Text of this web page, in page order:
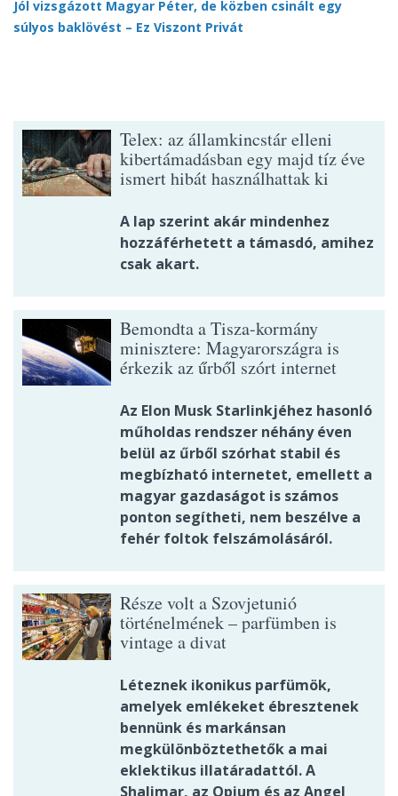
Jól vizsgázott Magyar Péter, de közben csinált egy
súlyos baklövést – Ez Viszont Privát
Telex: az államkincstár elleni
kibertámadásban egy majd tíz éve
ismert hibát használhattak ki
A lap szerint akár mindenhez
hozzáférhetett a támasdó, amihez
csak akart.
Bemondta a Tisza-kormány
minisztere: Magyarországra is
érkezik az űrből szórt internet
Az Elon Musk Starlinkjéhez hasonló
műholdas rendszer néhány éven
belül az űrből szórhat stabil és
megbízható internetet, emellett a
magyar gazdaságot is számos
ponton segítheti, nem beszélve a
fehér foltok felszámolásáról.
Része volt a Szovjetunió
történelmének – parfümben is
vintage a divat
Léteznek ikonikus parfümök,
amelyek emlékeket ébresztenek
bennünk és markánsan
megkülönböztethetők a mai
eklektikus illatáradattól. A
Shalimar, az Opium és az Angel